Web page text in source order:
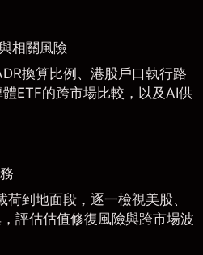
相關風險
換算比例、港股戶口執行路
ETF的跨市場比較，以及AI供
到地面段，逐一檢視美股、
評估估值修復風險與跨市場波